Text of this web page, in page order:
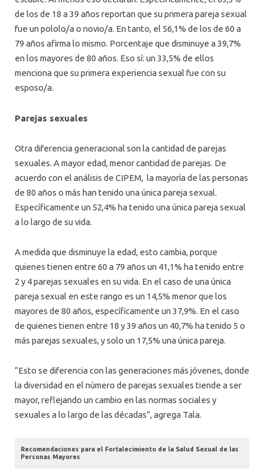
de los de 18 a 39 años reportan que su primera pareja sexual
fue un pololo/a o novio/a. En tanto, el 56,1% de los de 60 a
79 años afirma lo mismo. Porcentaje que disminuye a 39,7%
en los mayores de 80 años. Eso sí: un 33,5% de ellos
menciona que su primera experiencia sexual fue con su
esposo/a.
Parejas sexuales
Otra diferencia generacional son la cantidad de parejas
sexuales. A mayor edad, menor cantidad de parejas. De
acuerdo con el análisis de CIPEM, la mayoría de las personas
de 80 años o más han tenido una única pareja sexual.
Específicamente un 52,4% ha tenido una única pareja sexual
a lo largo de su vida.
A medida que disminuye la edad, esto cambia, porque
quienes tienen entre 60 a 79 años un 41,1% ha tenido entre
2 y 4 parejas sexuales en su vida. En el caso de una única
pareja sexual en este rango es un 14,5% menor que los
mayores de 80 años, específicamente un 37,9%. En el caso
de quienes tienen entre 18 y 39 años un 40,7% ha tenido 5 o
más parejas sexuales, y solo un 17,5% una única pareja.
“Esto se diferencia con las generaciones más jóvenes, donde
la diversidad en el número de parejas sexuales tiende a ser
mayor, reflejando un cambio en las normas sociales y
sexuales a lo largo de las décadas”, agrega Tala.
Recomendaciones para el Fortalecimiento de la Salud Sexual de las
Personas Mayores